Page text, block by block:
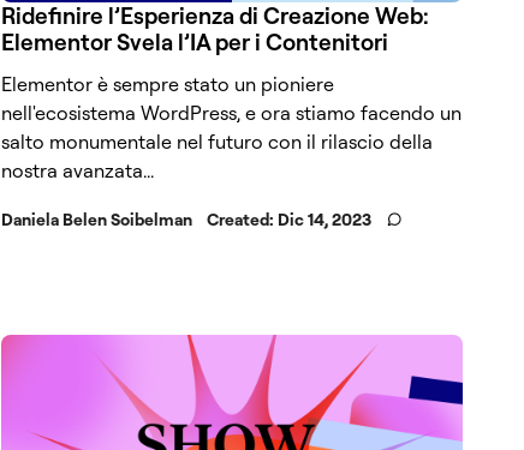
Ridefinire l’Esperienza di Creazione Web:
Elementor Svela l’IA per i Contenitori
Elementor è sempre stato un pioniere
nell'ecosistema WordPress, e ora stiamo facendo un
salto monumentale nel futuro con il rilascio della
nostra avanzata...
Daniela Belen Soibelman Created: Dic 14, 2023